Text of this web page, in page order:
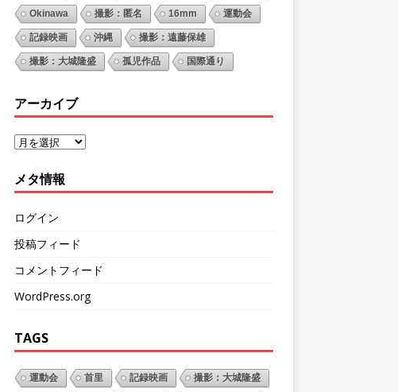
Okinawa 撮影：匿名 16mm 運動会
記録映画 沖縄 撮影：遠藤保雄
撮影：大城隆盛 孤児作品 国際通り
アーカイブ
メタ情報
ログイン
投稿フィード
コメントフィード
WordPress.org
TAGS
運動会 首里 記録映画 撮影：大城隆盛